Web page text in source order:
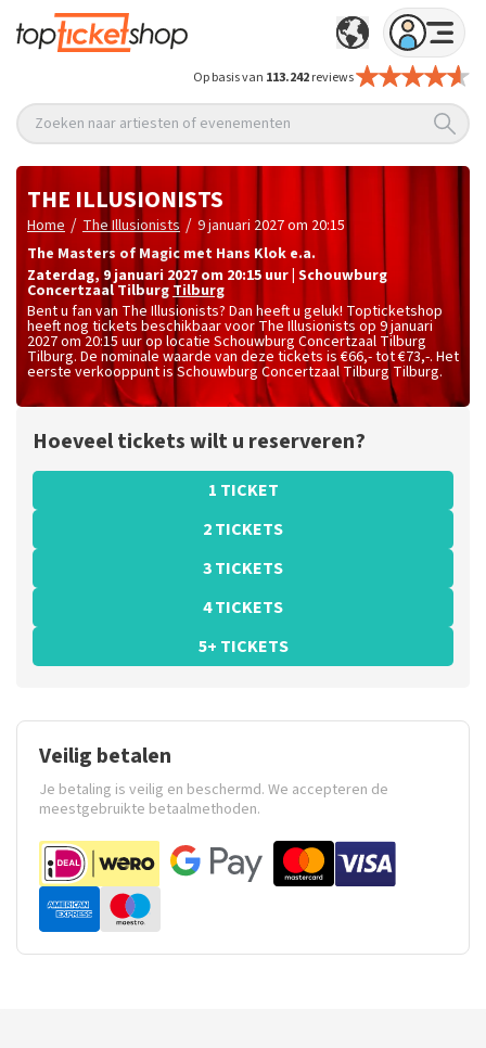
Op basis van 113.242reviews
Zoeken naar artiesten of evenementen
THE ILLUSIONISTS
Home / The Illusionists / 9 januari 2027 om 20:15
The Masters of Magic met Hans Klok e.a.
zaterdag, 9 januari 2027 om 20:15 uur Schouwburg
Concertzaal TilburgTilburg
Bent u fan van The Illusionists? Dan heeft u geluk! Topticketshop
heeft nog tickets beschikbaar voor The Illusionists op 9 januari
2027 om 20:15 uur op locatie Schouwburg Concertzaal Tilburg
Tilburg. De nominale waarde van deze tickets is€66,- tot €73,-. Het
eerste verkooppunt is Schouwburg Concertzaal Tilburg Tilburg.
Hoeveel tickets wilt u reserveren?
1 TICKET
2 TICKETS
3 TICKETS
4 TICKETS
5+ TICKETS
Veilig betalen
Je betaling is veilig en beschermd. We accepteren de
meestgebruikte betaalmethoden.